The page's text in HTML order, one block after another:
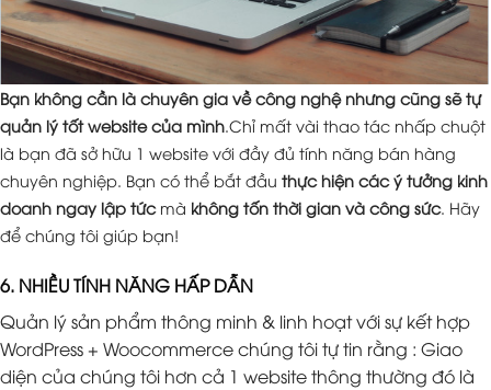
Bạn không cần là chuyên gia về công nghệ nhưng cũng sẽ tự
quản lý tốt website của mình.Chỉ mất vài thao tác nhấp chuột
là bạn đã sở hữu 1 website với đầy đủ tính năng bán hàng
chuyên nghiệp. Bạn có thể bắt đầu thực hiện các ý tưởng kinh
doanh ngay lập tứcmà không tốn thời gian và công sức. Hãy
để chúng tôi giúp bạn!
6. NHIỀU TÍNH NĂNG HẤP DẪN
Quản lý sản phẩm thông minh & linh hoạt với sự kết hợp
WordPress + Woocommerce chúng tôi tự tin rằng : Giao
diện của chúng tôi hơn cả 1 website thông thường đó là